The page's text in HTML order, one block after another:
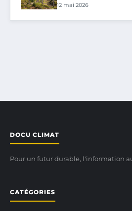
12 mai 2026
DOCU CLIMAT
Pour un futur durable, l'information
CATÉGORIES